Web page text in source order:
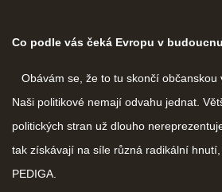
Co podle vás čeká Evropu v
Obávám se, že to tu skončí občanskou
Naši politikové nemají odvahu jednat.
politických stran už dlouho
tak získávají na síle různá radikální
PEDIGA.